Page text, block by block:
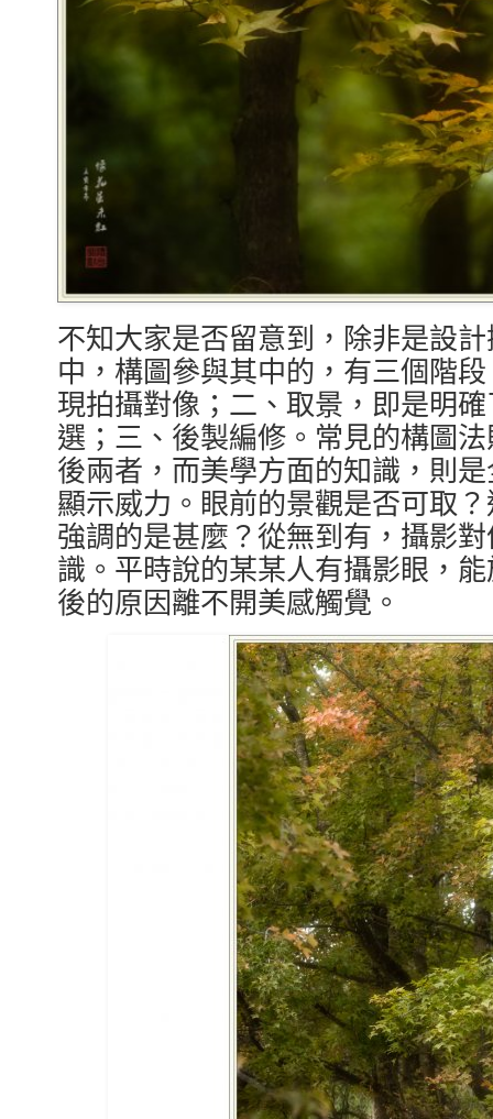
不知大家是否留意到，除非是設
中，構圖參與其中的，有三個階
現拍攝對像；二、取景，即是明
選；三、後製編修。常見的構圖
後兩者，而美學方面的知識，則
顯示威力。眼前的景觀是否可取
強調的是甚麼？從無到有，攝影
識。平時說的某某人有攝影眼，
後的原因離不開美感觸覺。